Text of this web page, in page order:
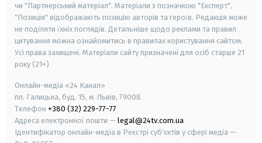
чи "Партнерський матеріал". Матеріали з позначкою "Експерт",
"Позиція" відображають позицію авторів та героїв. Редакція може
не поділяти їхніх поглядів. Детальніше щодо реклами та правил
цитування можна ознайомитись в правилах користування сайтом.
Усі права захищені. Матеріали сайту призначені для осіб старше 21
року (21+)
Онлайн-медіа «24 Канал»
пл. Галицька, буд. 15, м. Львів, 79008
Телефон +380 (32) 229-77-77
Адреса електронної пошти — legal@24tv.com.ua
Ідентифікатор онлайн-медіа в Реєстрі суб'єктів у сфері медіа —